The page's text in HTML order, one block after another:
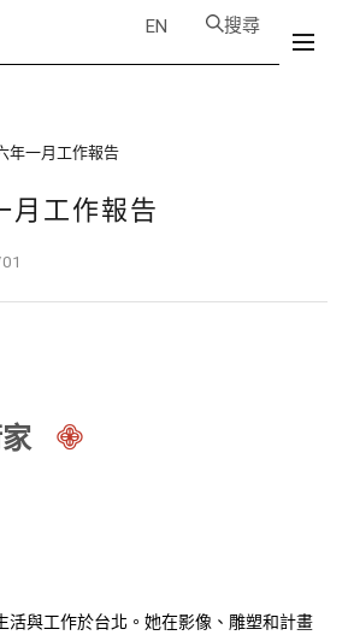
EN 搜尋
年一月工作報告
月工作報告
𖠁
活與工作於台北。她在影像、雕塑和計畫